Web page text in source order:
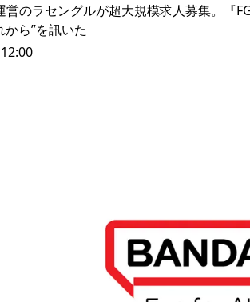
営のラセングルが超大規模求人募集。
ら”を訊いた